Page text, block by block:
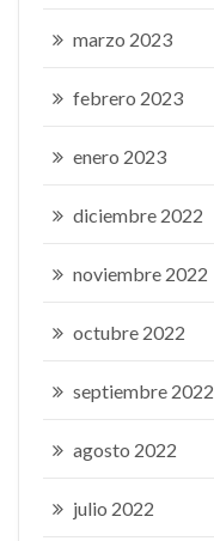
marzo 2023
febrero 2023
enero 2023
diciembre 2022
noviembre 2022
octubre 2022
septiembre 2022
agosto 2022
julio 2022